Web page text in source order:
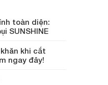
toàn diện:
SUNSHINE
khi cắt
ngay đây!